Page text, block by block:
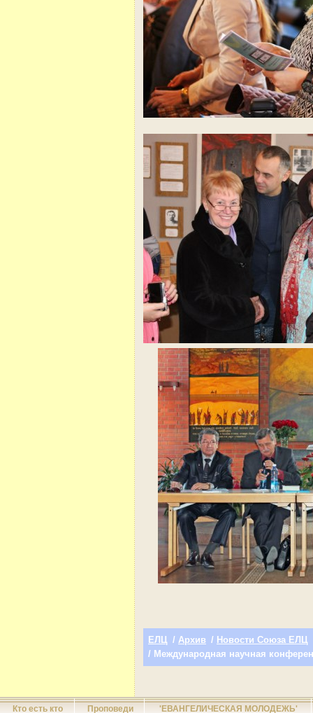
ЕЛЦ / Архив / Новости Союза ЕЛЦ
/ Международная научная
Кто есть кто Проповеди 'ЕВАНГЕЛИЧЕСКАЯ МОЛОДЕЖЬ'